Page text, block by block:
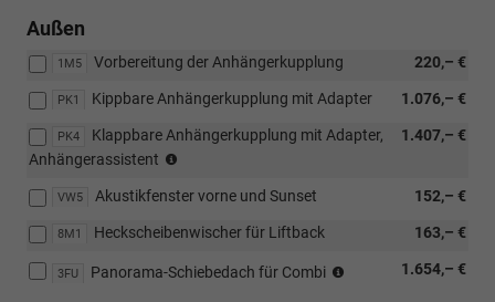
möglich)
Außen
1M5 220,– €
Vorbereitung der Anhängerkupplung
PK1 1.076,– €
Kippbare Anhängerkupplung mit Adapter
PK4 1.407,– €
Klappbare Anhängerkupplung mit Adapter,
Anhängerassistent
mit
nur
mit
VW5 152,– €
Akustikfenster vorne und Sunset
8M1 163,– €
Heckscheibenwischer für Liftback
3FU 1.654,– €
Panorama-Schiebedach für Combi